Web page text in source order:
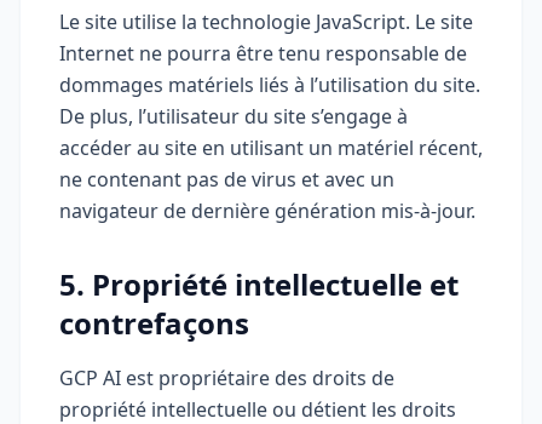
Le site utilise la technologie JavaScript. Le site
Internet ne pourra être tenu responsable de
dommages matériels liés à l’utilisation du site.
De plus, l’utilisateur du site s’engage à
accéder au site en utilisant un matériel récent,
ne contenant pas de virus et avec un
navigateur de dernière génération mis-à-jour.
5. Propriété intellectuelle et
contrefaçons
GCP AI est propriétaire des droits de
propriété intellectuelle ou détient les droits